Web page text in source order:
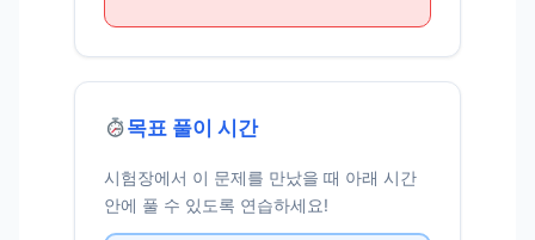
목표 풀이 시간
시험장에서 이 문제를 만났을 때 아래 시간
안에 풀 수 있도록 연습하세요!